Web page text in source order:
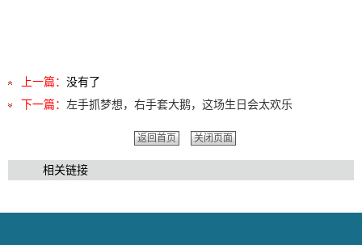
上一篇： 没有了
下一篇： 左手抓梦想，右手套大鹅，这场生日会太欢乐
返回首页 关闭页面
相关链接